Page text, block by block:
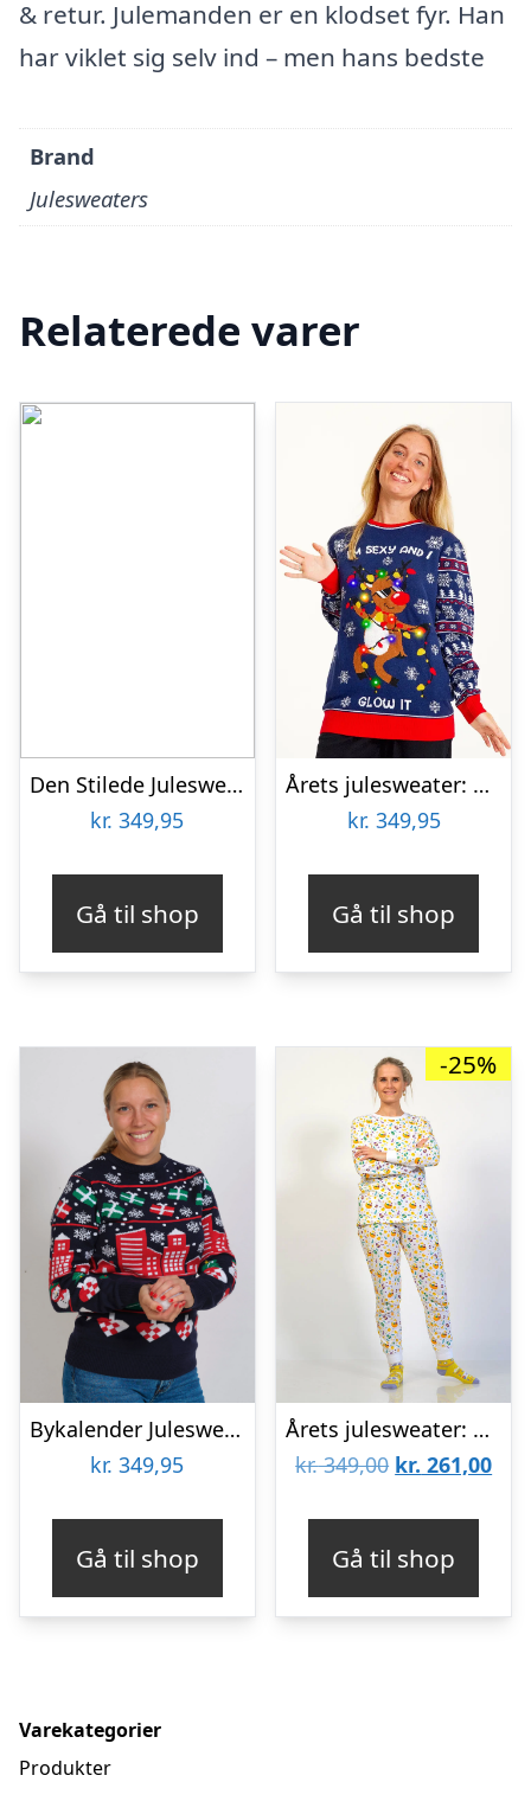
& retur. Julemanden er en klodset fyr. Han
har viklet sig selv ind – men hans bedste
Brand
Julesweaters
Relaterede varer
Den Stilede Julesweater – dame / kvinder.
kr. 349,95
Gå til shop
Årets julesweater: Sexy And I Glow It Blå – dame / kvinder. Ugly Christmas Sweater lavet i Danmark
kr. 349,95
Gå til shop
Bykalender Julesweateren – dame / kvinder.
kr. 349,95
Gå til shop
-25%
Årets julesweater: Påskekyllingens Påskepyjamas – dame / kvinder. Ugly Christmas Sweater lavet i Danmark
kr.349,00 Den
var:
kr. 349,00.
kr. 261,00Den
kr.
Gå til shop
Varekategorier
Produkter